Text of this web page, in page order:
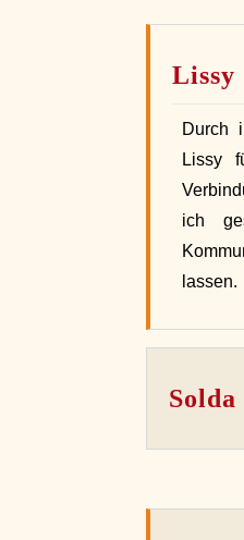
Lissy
Durch
Lissy
ich
lassen.
Solda